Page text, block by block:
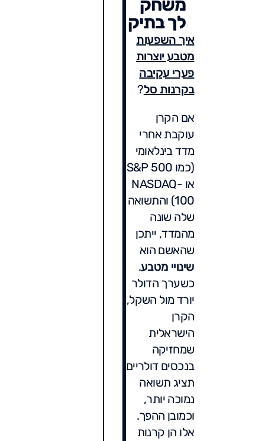
משחק
לך בתיק
איך השפעות
מטבע יוצרות
פערי עקיבה
בקרנות סל?
אם הקרן
עוקבת אחרי
מדד בינלאומי
(כמו S&P 500
או NASDAQ-
100) והתשואה
שלה שונה
מהמדד, ייתכן
שהאשם הוא
שינויי מטבע.
כשערך הדולר
יורד מול השקל,
הקרן
הישראלית
שמחזיקה
בנכסים דולריים
תציג תשואה
נמוכה יותר,
וכמובן ההפך.
אלו הן קרנות